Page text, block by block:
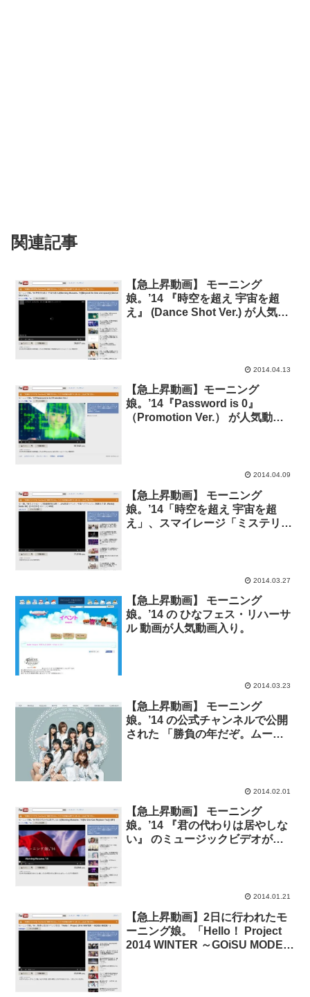
関連記事
【急上昇動画】 モーニング
娘。’14 『時空を超え 宇宙を超
え』 (Dance Shot Ver.) が人気動
2014.04.13
【急上昇動画】モーニング
娘。’14『Password is 0』
（Promotion Ver.） が人気動画
2014.04.09
【急上昇動画】 モーニング
娘。’14「時空を超え 宇宙を超
え」、スマイレージ「ミステリー
2014.03.27
【急上昇動画】 モーニング
娘。’14 の ひなフェス・リハーサ
ル 動画が人気動画入り。
2014.03.23
【急上昇動画】 モーニング
娘。’14 の公式チャンネルで公開
された 「勝負の年だぞ。ムービ
2014.02.01
【急上昇動画】 モーニング
娘。’14 『君の代わりは居やしな
い』 のミュージックビデオが人
2014.01.21
【急上昇動画】2日に行われたモ
ーニング娘。「Hello！ Project
2014 WINTER ～GOiSU MODE